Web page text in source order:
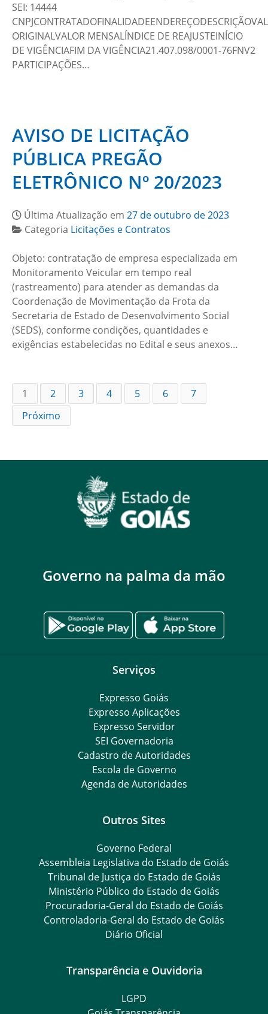
SEI: 14444
ORIGINALVALOR MENSALÍNDICE DE REAJUSTEINÍCIO
DE VIGÊNCIAFIM DA VIGÊNCIA21.407.098/0001-76FNV2
PARTICIPAÇÕES…
AVISO DE LICITAÇÃO
PÚBLICA PREGÃO
ELETRÔNICO Nº 20/2023
Última Atualização em 27 de outubro de 2023
Categoria Licitações e Contratos
Objeto: contratação de empresa especializada em
Monitoramento Veicular em tempo real
(rastreamento) para atender as demandas da
Coordenação de Movimentação da Frota da
Secretaria de Estado de Desenvolvimento Social
(SEDS), conforme condições, quantidades e
exigências estabelecidas no Edital e seus anexos…
1 2 3 4 5 6
7
Próximo
Governo na palma da mão
Serviços
Expresso Goiás
Expresso Aplicações
Expresso Servidor
SEI Governadoria
Cadastro de Autoridades
Escola de Governo
Agenda de Autoridades
Outros Sites
Governo Federal
Assembleia Legislativa do Estado de Goiás
Tribunal de Justiça do Estado de Goiás
Ministério Público do Estado de Goiás
Procuradoria-Geral do Estado de Goiás
Controladoria-Geral do Estado de Goiás
Diário Oficial
Transparência e Ouvidoria
LGPD